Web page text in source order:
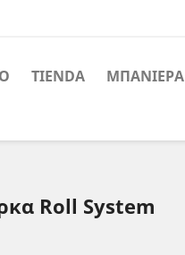
TIENDA ΜΠΑΝΙΈΡΑ
Roll System